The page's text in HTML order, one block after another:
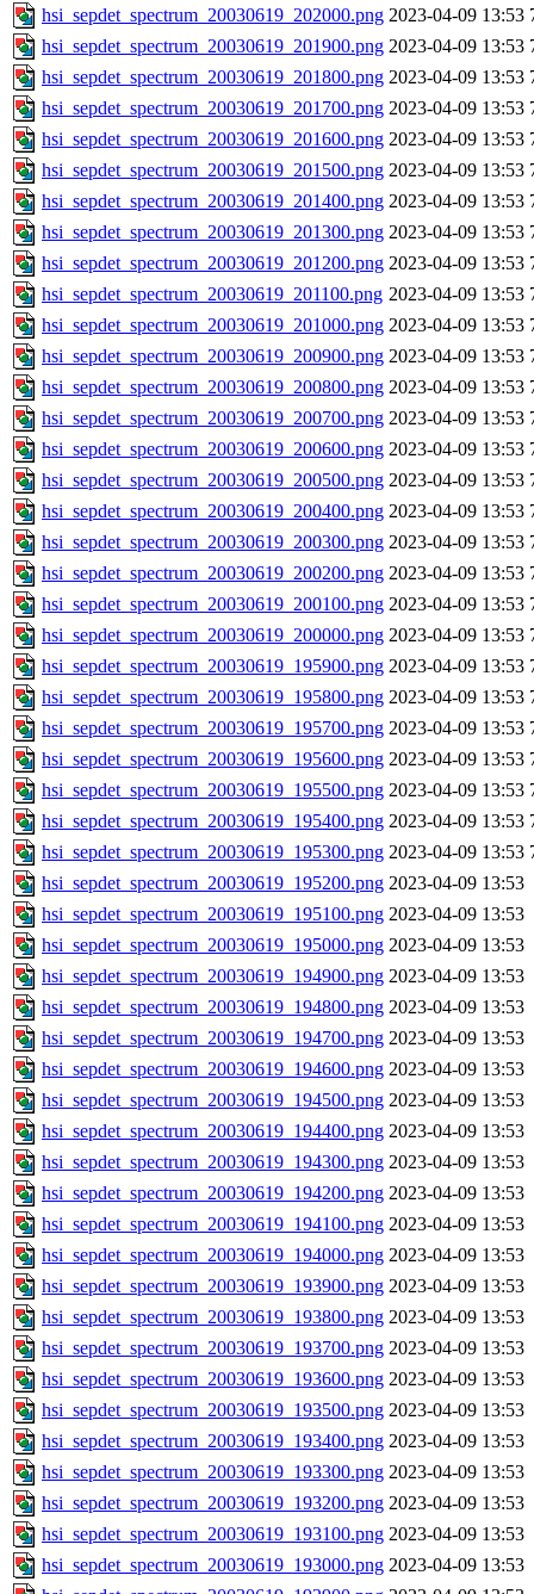
hsi_sepdet_spectrum_20030619_202000.png 2023-04-09 13:53
hsi_sepdet_spectrum_20030619_201900.png 2023-04-09 13:53
hsi_sepdet_spectrum_20030619_201800.png 2023-04-09 13:53
hsi_sepdet_spectrum_20030619_201700.png 2023-04-09 13:53
hsi_sepdet_spectrum_20030619_201600.png 2023-04-09 13:53
hsi_sepdet_spectrum_20030619_201500.png 2023-04-09 13:53
hsi_sepdet_spectrum_20030619_201400.png 2023-04-09 13:53
hsi_sepdet_spectrum_20030619_201300.png 2023-04-09 13:53
hsi_sepdet_spectrum_20030619_201200.png 2023-04-09 13:53
hsi_sepdet_spectrum_20030619_201100.png 2023-04-09 13:53
hsi_sepdet_spectrum_20030619_201000.png 2023-04-09 13:53
hsi_sepdet_spectrum_20030619_200900.png 2023-04-09 13:53
hsi_sepdet_spectrum_20030619_200800.png 2023-04-09 13:53
hsi_sepdet_spectrum_20030619_200700.png 2023-04-09 13:53
hsi_sepdet_spectrum_20030619_200600.png 2023-04-09 13:53
hsi_sepdet_spectrum_20030619_200500.png 2023-04-09 13:53
hsi_sepdet_spectrum_20030619_200400.png 2023-04-09 13:53
hsi_sepdet_spectrum_20030619_200300.png 2023-04-09 13:53
hsi_sepdet_spectrum_20030619_200200.png 2023-04-09 13:53
hsi_sepdet_spectrum_20030619_200100.png 2023-04-09 13:53
hsi_sepdet_spectrum_20030619_200000.png 2023-04-09 13:53
hsi_sepdet_spectrum_20030619_195900.png 2023-04-09 13:53
hsi_sepdet_spectrum_20030619_195800.png 2023-04-09 13:53
hsi_sepdet_spectrum_20030619_195700.png 2023-04-09 13:53
hsi_sepdet_spectrum_20030619_195600.png 2023-04-09 13:53
hsi_sepdet_spectrum_20030619_195500.png 2023-04-09 13:53
hsi_sepdet_spectrum_20030619_195400.png 2023-04-09 13:53
hsi_sepdet_spectrum_20030619_195300.png 2023-04-09 13:53
hsi_sepdet_spectrum_20030619_195200.png 2023-04-09 13:53
hsi_sepdet_spectrum_20030619_195100.png 2023-04-09 13:53
hsi_sepdet_spectrum_20030619_195000.png 2023-04-09 13:53
hsi_sepdet_spectrum_20030619_194900.png 2023-04-09 13:53
hsi_sepdet_spectrum_20030619_194800.png 2023-04-09 13:53
hsi_sepdet_spectrum_20030619_194700.png 2023-04-09 13:53
hsi_sepdet_spectrum_20030619_194600.png 2023-04-09 13:53
hsi_sepdet_spectrum_20030619_194500.png 2023-04-09 13:53
hsi_sepdet_spectrum_20030619_194400.png 2023-04-09 13:53
hsi_sepdet_spectrum_20030619_194300.png 2023-04-09 13:53
hsi_sepdet_spectrum_20030619_194200.png 2023-04-09 13:53
hsi_sepdet_spectrum_20030619_194100.png 2023-04-09 13:53
hsi_sepdet_spectrum_20030619_194000.png 2023-04-09 13:53
hsi_sepdet_spectrum_20030619_193900.png 2023-04-09 13:53
hsi_sepdet_spectrum_20030619_193800.png 2023-04-09 13:53
hsi_sepdet_spectrum_20030619_193700.png 2023-04-09 13:53
hsi_sepdet_spectrum_20030619_193600.png 2023-04-09 13:53
hsi_sepdet_spectrum_20030619_193500.png 2023-04-09 13:53
hsi_sepdet_spectrum_20030619_193400.png 2023-04-09 13:53
hsi_sepdet_spectrum_20030619_193300.png 2023-04-09 13:53
hsi_sepdet_spectrum_20030619_193200.png 2023-04-09 13:53
hsi_sepdet_spectrum_20030619_193100.png 2023-04-09 13:53
hsi_sepdet_spectrum_20030619_193000.png 2023-04-09 13:53